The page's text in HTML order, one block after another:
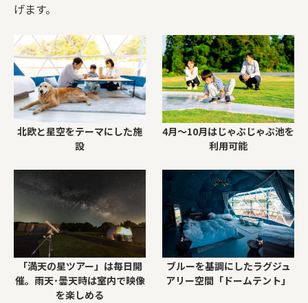
げます。
北欧と星空をテーマにした施
設
4月〜10月はじゃぶじゃぶ池を
利用可能
「満天の星ツアー」は毎日開
催。雨天･曇天時は室内で映像
を楽しめる
ブルーを基調にしたラグジュ
アリー空間「ドームテント」